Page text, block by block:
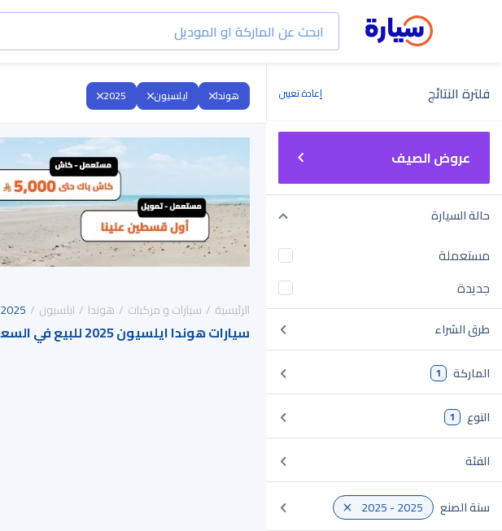
فلترة النتائج إعادة تعيين
عروض الصيف
حالة السيارة
مستعملة
جديدة
طرق الشراء
الماركة 1
النوع 1
الفئة
سنة الصنع 2025 - 2025
هوندا ايلسيون 2025
الرئيسية سيارات و مركبات هوندا ايلسيون 2025
سيارات هوندا ايلسيون 2025 للبيع في السعودية